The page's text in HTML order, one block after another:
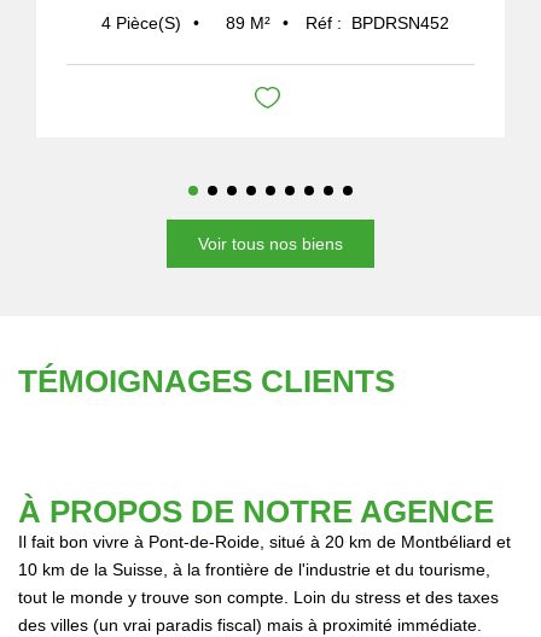
4 Pièce(s) 89 M² Réf : BPDRSN452
Voir tous nos biens
TÉMOIGNAGES CLIENTS
À PROPOS DE NOTRE AGENCE
Il fait bon vivre à Pont-de-Roide, situé à 20 km de Montbéliard et
10 km de la Suisse, à la frontière de l'industrie et du tourisme,
tout le monde y trouve son compte. Loin du stress et des taxes
des villes (un vrai paradis fiscal) mais à proximité immédiate.